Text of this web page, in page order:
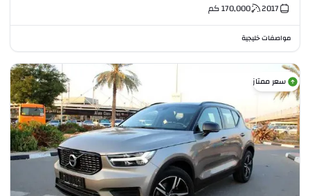
2017
170,000كم
مواصفات خليجية
سعر ممتاز